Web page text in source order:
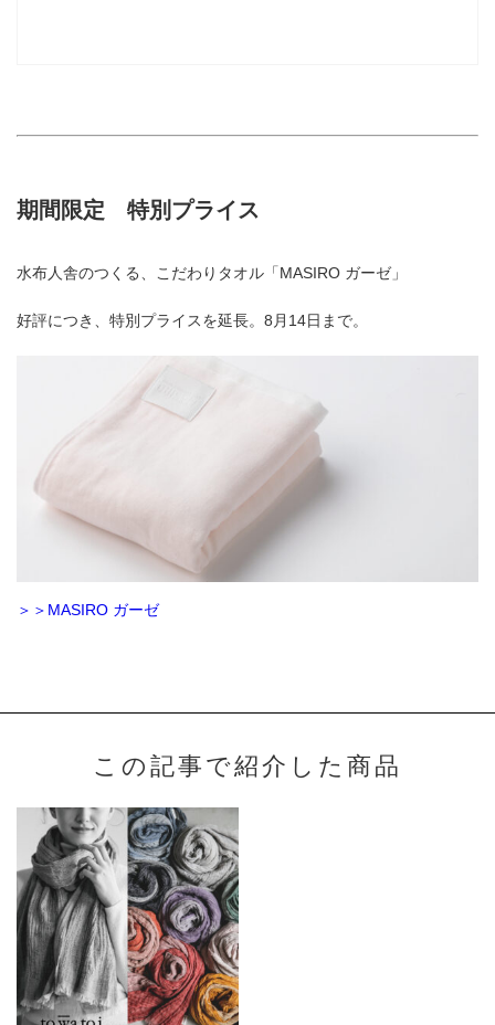
期間限定 特別プライス
水布人舎のつくる、こだわりタオル「MASIRO ガーゼ」
好評につき、特別プライスを延長。8月14日まで。
＞＞MASIRO ガーゼ
この記事で紹介した商品